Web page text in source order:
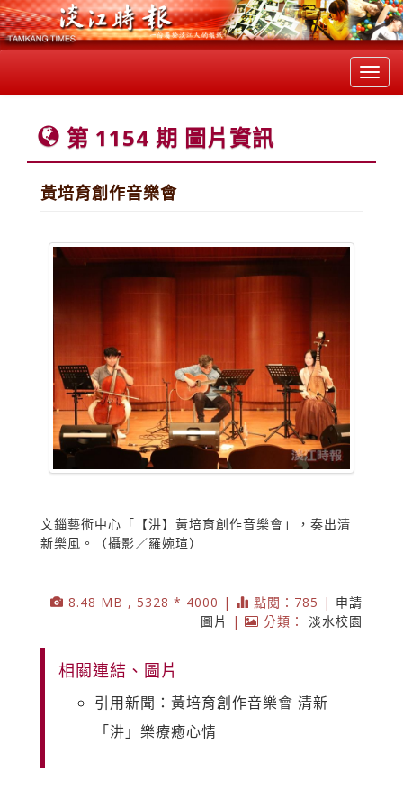
第 1154 期 圖片資訊
黃培育創作音樂會
文錙藝術中心「【汫】黃培育創作音樂會」，奏出清
新樂風。（攝影／羅婉瑄）
8.48 MB , 5328 * 4000 | 點閱：785 | 申請
圖片
| 分類： 淡水校園
相關連結、圖片
引用新聞：黃培育創作音樂會 清新
「汫」樂療癒心情